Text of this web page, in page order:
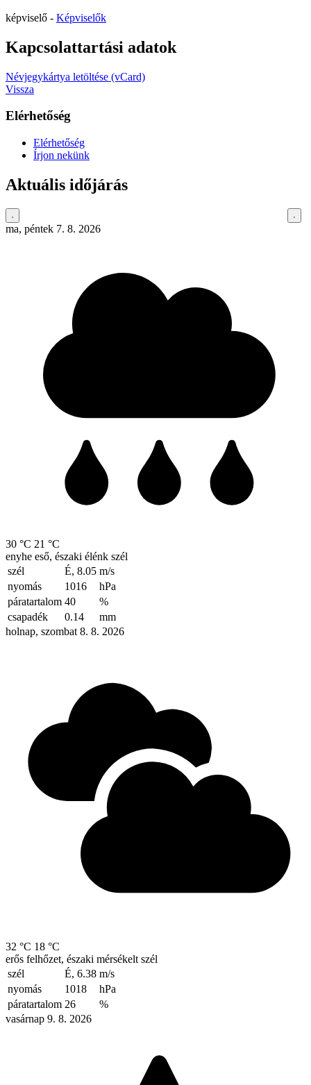
képviselő - Képviselők
Kapcsolattartási adatok
Névjegykártya letöltése (vCard)
Vissza
Elérhetőség
Elérhetőség
Írjon nekünk
Aktuális időjárás
ma, péntek 7. 8. 2026
30 °C 21 °C
enyhe eső, északi élénk szél
szél
É, 8.05 m/s
nyomás
1016
hPa
páratartalom 40
%
csapadék
0.14
mm
holnap, szombat 8. 8. 2026
32 °C 18 °C
erős felhőzet, északi mérsékelt szél
szél
É, 6.38 m/s
nyomás
1018
hPa
páratartalom 26
%
vasárnap 9. 8. 2026